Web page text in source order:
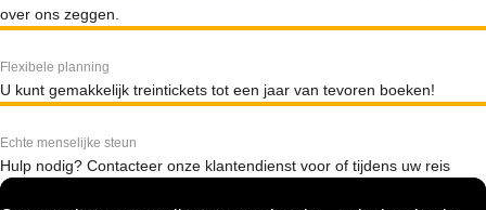
over ons zeggen.
Flexibele planning
U kunt gemakkelijk treintickets tot een jaar van tevoren boeken!
Echte menselijke steun
Hulp nodig? Contacteer onze klantendienst voor of tijdens uw reis